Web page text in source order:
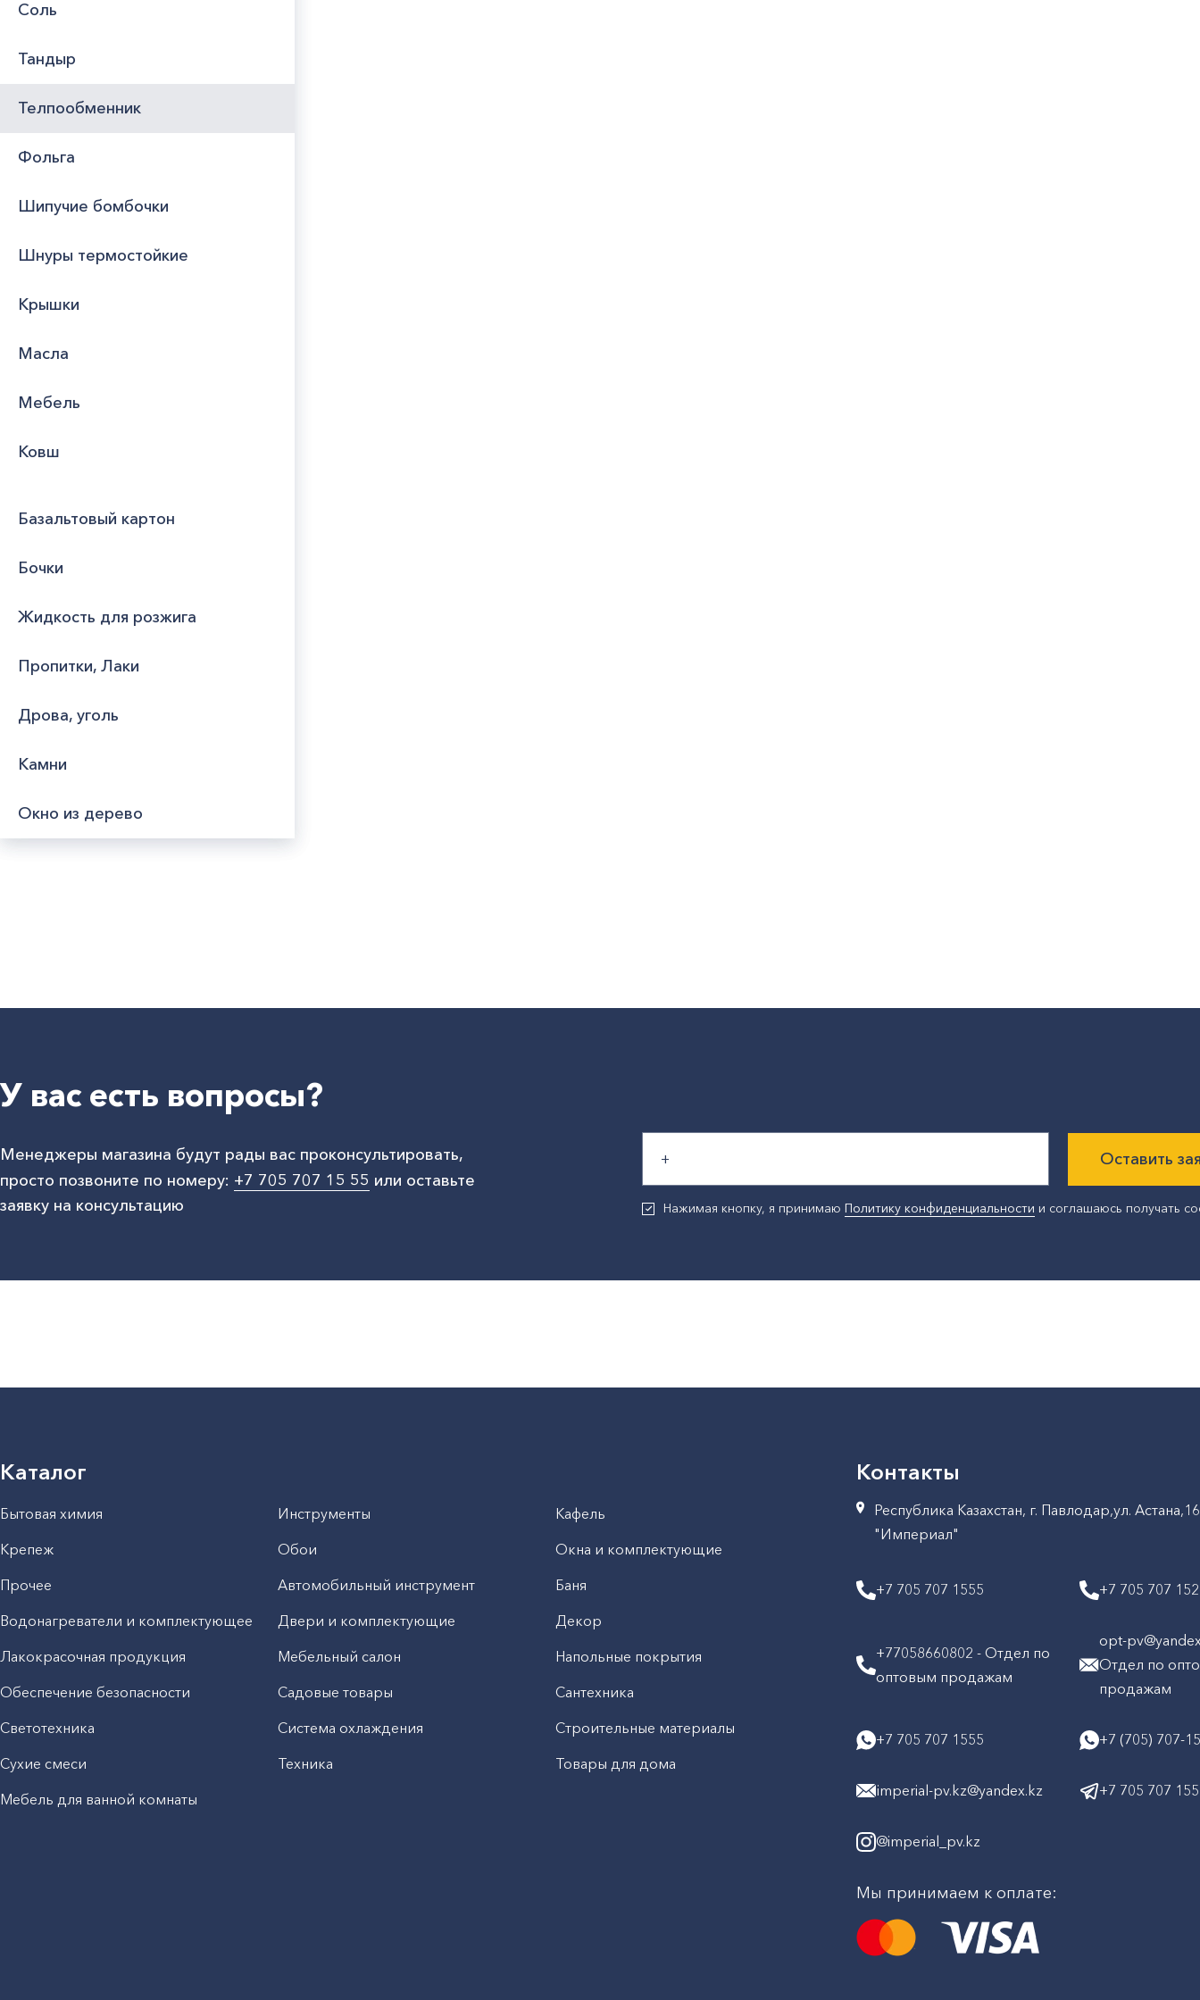
Соль
Тандыр
Телпообменник
Фольга
Шипучие бомбочки
Шнуры термостойкие
Крышки
Масла
Мебель
Ковш
Базальтовый картон
Бочки
Жидкость для розжига
Пропитки, Лаки
Дрова, уголь
Камни
Окно из дерево
У вас есть вопросы?
Менеджеры магазина будут рады вас проконсультировать,
просто позвоните по номеру: +7 705 707 15 55 или оставьте
заявку на консультацию
Оставить
Нажимая кнопку, я принимаюПолитику конфиденциальности и соглашаюсь получать
Каталог
Бытовая химия Инструменты
Кафель
Крепеж
Обои
Окна и комплектующие
Прочее
Автомобильный инструмент
Баня
Водонагреватели и комплектующее
Двери и комплектующие
Декор
Лакокрасочная продукция
Мебельный салон
Напольные покрытия
Обеспечение безопасности
Садовые товары
Сантехника
Светотехника
Система охлаждения
Строительные материалы
Сухие смеси
Техника
Товары для дома
Мебель для ванной комнаты
Контакты
Республика Казахстан, г. Павлодар,ул.
"Империал"
+7 705 707 1555 +7 705 707
+77058660802 - Отдел по
оптовым продажам
opt-
Отдел по
продажам
+7 705 707 1555 +7 (705) 707-
imperial-pv.kz@yandex.kz +7 705 707
@imperial_pv.kz
Мы принимаем к оплате: